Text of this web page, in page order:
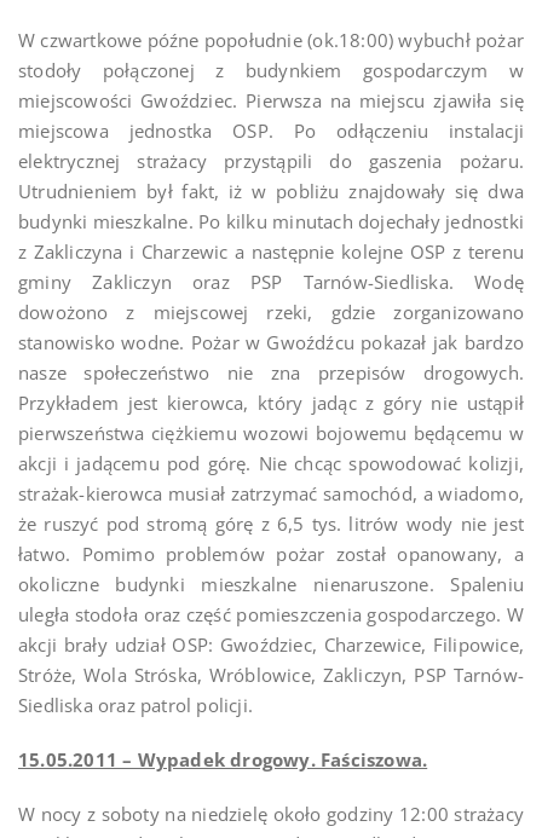
W czwartkowe późne popołudnie (ok.18:00) wybuchł pożar
stodoły połączonej z budynkiem gospodarczym w
miejscowości Gwoździec. Pierwsza na miejscu zjawiła się
miejscowa jednostka OSP. Po odłączeniu instalacji
elektrycznej strażacy przystąpili do gaszenia pożaru.
Utrudnieniem był fakt, iż w pobliżu znajdowały się dwa
budynki mieszkalne. Po kilku minutach dojechały jednostki
z Zakliczyna i Charzewic a następnie kolejne OSP z terenu
gminy Zakliczyn oraz PSP Tarnów-Siedliska. Wodę
dowożono z miejscowej rzeki, gdzie zorganizowano
stanowisko wodne. Pożar w Gwoźdźcu pokazał jak bardzo
nasze społeczeństwo nie zna przepisów drogowych.
Przykładem jest kierowca, który jadąc z góry nie ustąpił
pierwszeństwa ciężkiemu wozowi bojowemu będącemu w
akcji i jadącemu pod górę. Nie chcąc spowodować kolizji,
strażak-kierowca musiał zatrzymać samochód, a wiadomo,
że ruszyć pod stromą górę z 6,5 tys. litrów wody nie jest
łatwo. Pomimo problemów pożar został opanowany, a
okoliczne budynki mieszkalne nienaruszone. Spaleniu
uległa stodoła oraz część pomieszczenia gospodarczego. W
akcji brały udział OSP: Gwoździec, Charzewice, Filipowice,
Stróże, Wola Stróska, Wróblowice, Zakliczyn, PSP Tarnów-
Siedliska oraz patrol policji.
15.05.2011 – Wypadek drogowy. Faściszowa.
W nocy z soboty na niedzielę około godziny 12:00 strażacy